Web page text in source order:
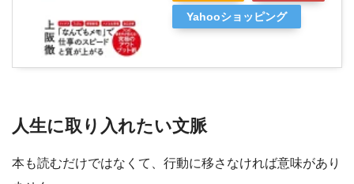
Yahooショッピング
人生に取り入れたい文脈
本も読むだけではなくて、行動に移さなければ意味があり